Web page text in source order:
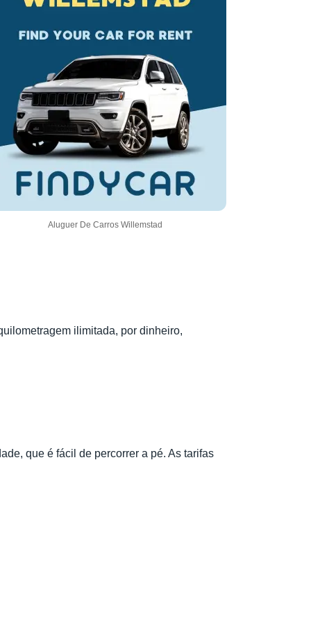
Aluguer De Carros Willemstad
ilimitada, por dinheiro,
que é fácil de percorrer a pé. As tarifas